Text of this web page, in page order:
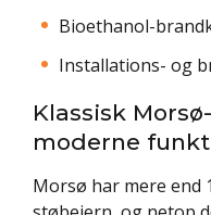
Bioethanol-
Installations- og
Klassisk
moderne
Morsø har mere end